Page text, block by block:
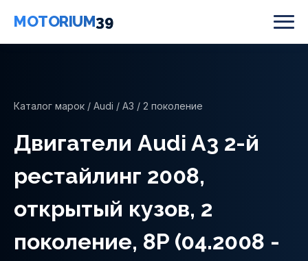
MOTORIUM39
Каталог марок / Audi / A3 / 2 поколение
Двигатели Audi A3 2-й
рестайлинг 2008,
открытый кузов, 2
поколение, 8P (04.2008 -